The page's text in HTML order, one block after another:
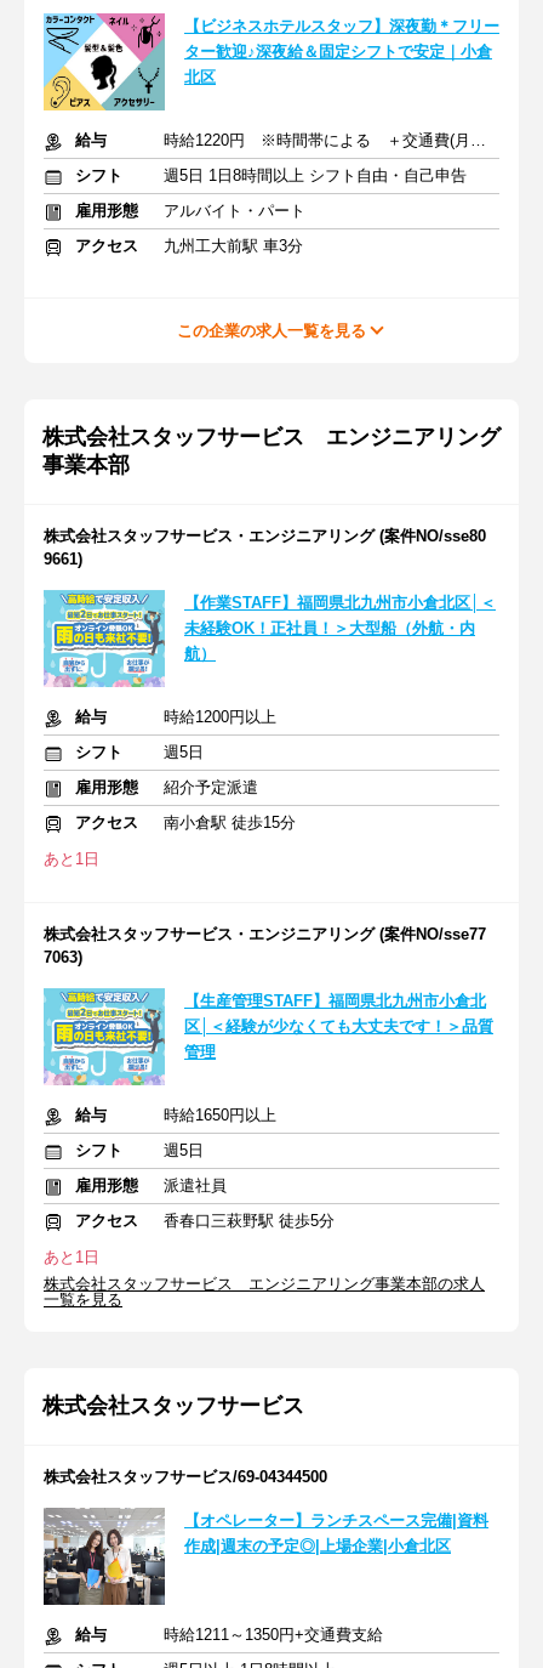
【ビジネスホテルスタッフ】深夜勤＊フリー
ター歓迎♪深夜給＆固定シフトで安定｜小倉
北区
給与
時給1220円 ※時間帯による ＋交通費(月上限1万8900円)
シフト
週5日 1日8時間以上 シフト自由・自己申告
雇用形態
アルバイト・パート
アクセス
九州工大前駅 車3分
この企業の求人一覧を見る
株式会社スタッフサービス エンジニアリング
事業本部
株式会社スタッフサービス・エンジニアリング (案件NO/sse80
9661)
【作業STAFF】福岡県北九州市小倉北区│＜
未経験OK！正社員！＞大型船（外航・内
航）
給与
時給1200円以上
シフト
週5日
雇用形態
紹介予定派遣
アクセス
南小倉駅 徒歩15分
あと1日
株式会社スタッフサービス・エンジニアリング (案件NO/sse77
7063)
【生産管理STAFF】福岡県北九州市小倉北
区│＜経験が少なくても大丈夫です！＞品質
管理
給与
時給1650円以上
シフト
週5日
雇用形態
派遣社員
アクセス
香春口三萩野駅 徒歩5分
あと1日
株式会社スタッフサービス エンジニアリング事業本部の求人
一覧を見る
株式会社スタッフサービス
株式会社スタッフサービス/69-04344500
【オペレーター】ランチスペース完備|資料
作成|週末の予定◎|上場企業|小倉北区
給与
時給1211～1350円+交通費支給